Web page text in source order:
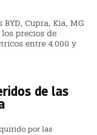
Cupra, Kia, MG
precios de
entre 4.000 y
de las
por las